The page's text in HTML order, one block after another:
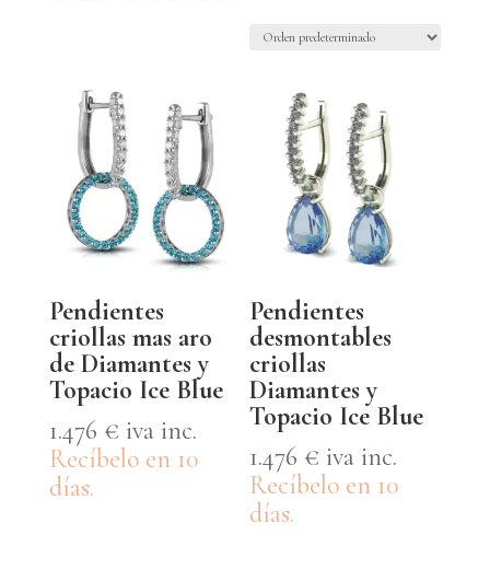
Pendientes
criollas mas aro
de Diamantes y
Topacio Ice Blue
1.476 € iva inc.
Recíbelo en 10
días.
Pendientes
desmontables
criollas
Diamantes y
Topacio Ice Blue
1.476 € iva inc.
Recíbelo en 10
días.